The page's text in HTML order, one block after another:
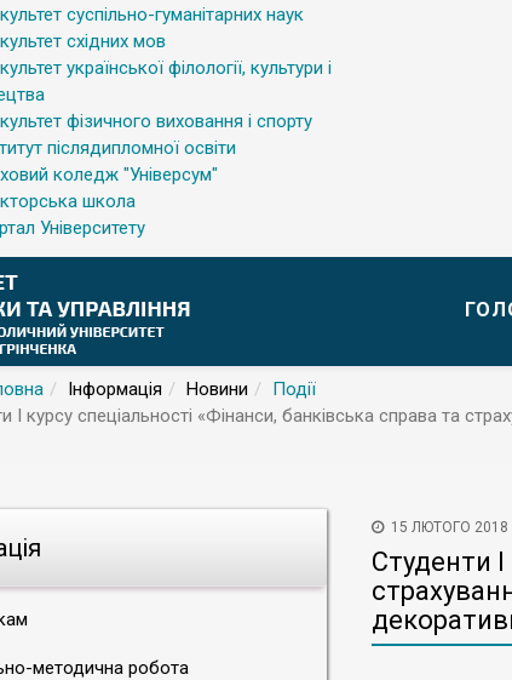
суспільно-гуманітарних наук
східних мов
української філології, культури і
фізичного виховання і спорту
післядипломної освіти
коледж "Універсум"
школа
Університету
Інформація Новини
Події
І курсу спеціальності «Фінанси, банківська справа та
методична робота
15 ЛЮТОГО 2018
Студенти